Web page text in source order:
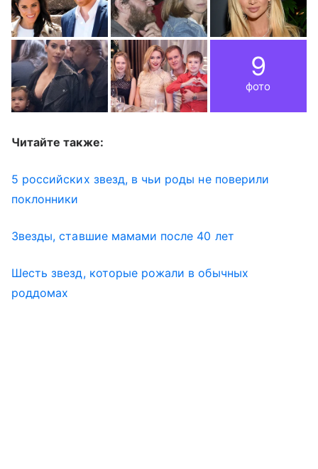
9
фото
Читайте также:
5 российских звезд, в чьи роды не поверили
поклонники
Звезды, ставшие мамами после 40 лет
Шесть звезд, которые рожали в обычных
роддомах